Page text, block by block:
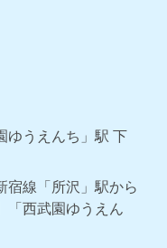
ゆうえんち」駅 下
宿線「所沢」駅から
「西武園ゆうえん